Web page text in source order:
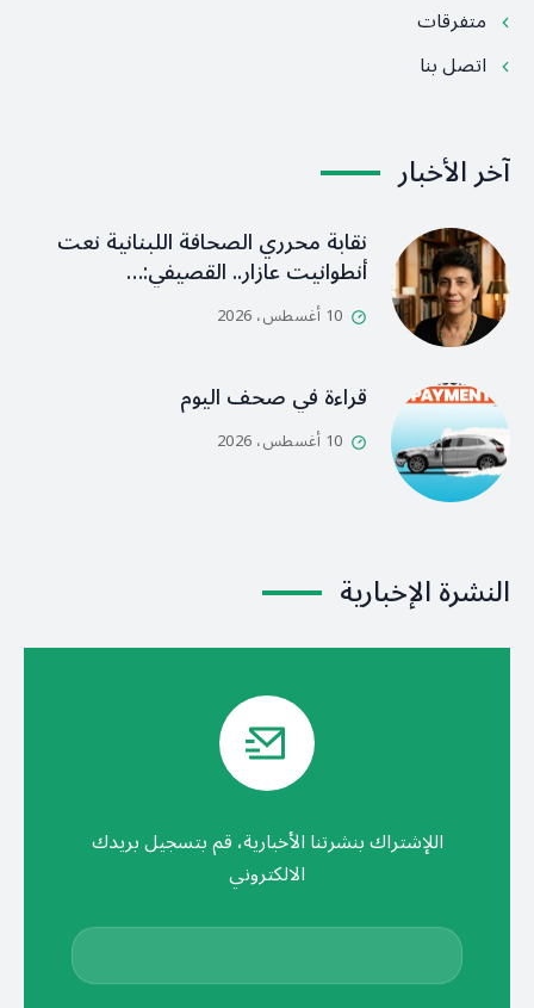
متفرقات
اتصل بنا
آخر الأخبار
نقابة محرري الصحافة اللبنانية نعت
أنطوانيت عازار.. القصيفي:…
10 أغسطس، 2026
قراءة في صحف اليوم
10 أغسطس، 2026
النشرة الإخبارية
اللإشتراك بنشرتنا الأخبارية، قم بتسجيل بريدك
الالكتروني